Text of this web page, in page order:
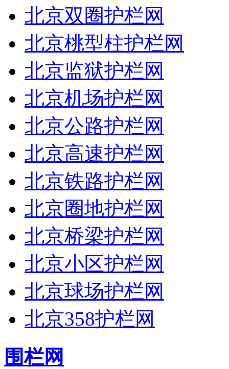
北京双圈护栏网
北京桃型柱护栏网
北京监狱护栏网
北京机场护栏网
北京公路护栏网
北京高速护栏网
北京铁路护栏网
北京圈地护栏网
北京桥梁护栏网
北京小区护栏网
北京球场护栏网
北京358护栏网
围栏网